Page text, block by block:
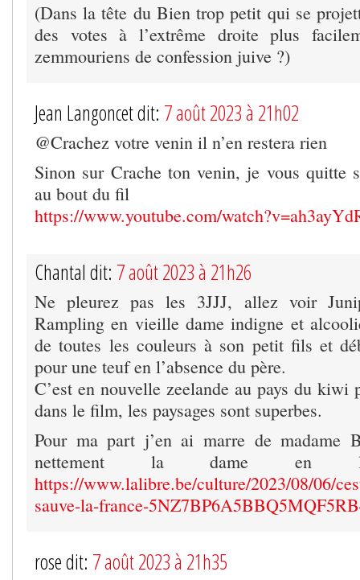
(Dans la tête du Bien trop petit qui se
des votes à l’extrême droite plus
zemmouriens de confession juive ?)
Jean Langoncet dit: 7 août 2023 à 21h02
@Crachez votre venin il n’en restera rien
Sinon sur Crache ton venin, je vous quitte
au bout du fil
https://www.youtube.com/
Chantal dit: 7 août 2023 à 21h26
Ne pleurez pas les 3JJJ, allez voir
Rampling en vieille dame indigne et
de toutes les couleurs à son petit fils et
pour une teuf en l’absence du père.
C’est en nouvelle zeelande au pays du kiwi
dans le film, les paysages sont superbes.
Pour ma part j’en ai marre de madame
nettement la dame
https://www.lalibre.be/culture/2023/08/06/
sauve-la-france-
rose dit: 7 août 2023 à 21h35